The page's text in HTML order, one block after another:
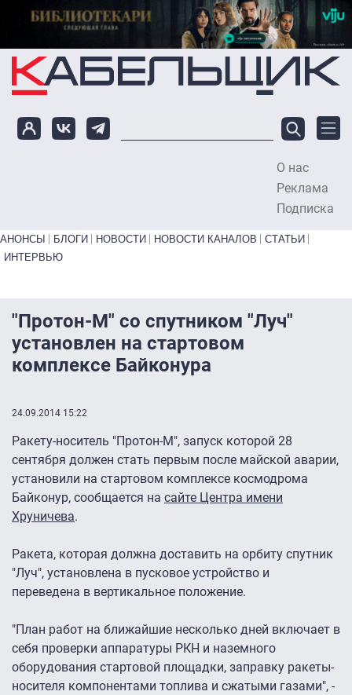
Перейти к основному содержанию
О нас
Реклама
Подписка
Primary links bottom
АНОНСЫ БЛОГИ НОВОСТИ НОВОСТИ КАНАЛОВ
СТАТЬИ
ИНТЕРВЬЮ
"Протон-М" со спутником "Луч"
установлен на стартовом
комплексе Байконура
24.09.2014 15:22
Ракету-носитель "Протон-М", запуск которой 28
сентября должен стать первым после майской аварии,
установили на стартовом комплексе космодрома
Байконур, сообщается на сайте Центра имени
Хруничева.
Ракета, которая должна доставить на орбиту спутник
"Луч", установлена в пусковое устройство и
переведена в вертикальное положение.
"План работ на ближайшие несколько дней включает в
себя проверки аппаратуры РКН и наземного
оборудования стартовой площадки, заправку ракеты-
носителя компонентами топлива и сжатыми газами", -